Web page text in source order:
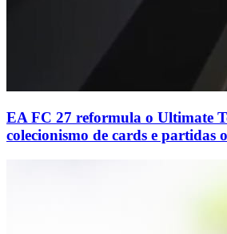
EA FC 27 reformula o Ultimate
colecionismo de cards e partidas